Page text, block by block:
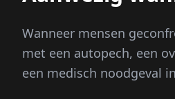
Wanneer mensen
met een autopech, een
een medisch noodgeval